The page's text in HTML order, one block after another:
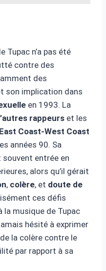
Tupac n’a pas été
contre des
des
son implication dans
en 1993. La
rappeurs et les
Coast-West Coast
années 90. Sa
souvent entrée en
alors qu’il gérait
, colère, et doute de
ces défis
la musique de Tupac
jamais hésité à exprimer
la colère contre le
par rapport à sa